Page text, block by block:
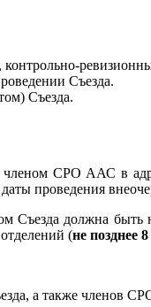
контрольно-
Съезда.
Съезда.
СРО ААС в
проведения
должна быть
(не позднее
а также членов